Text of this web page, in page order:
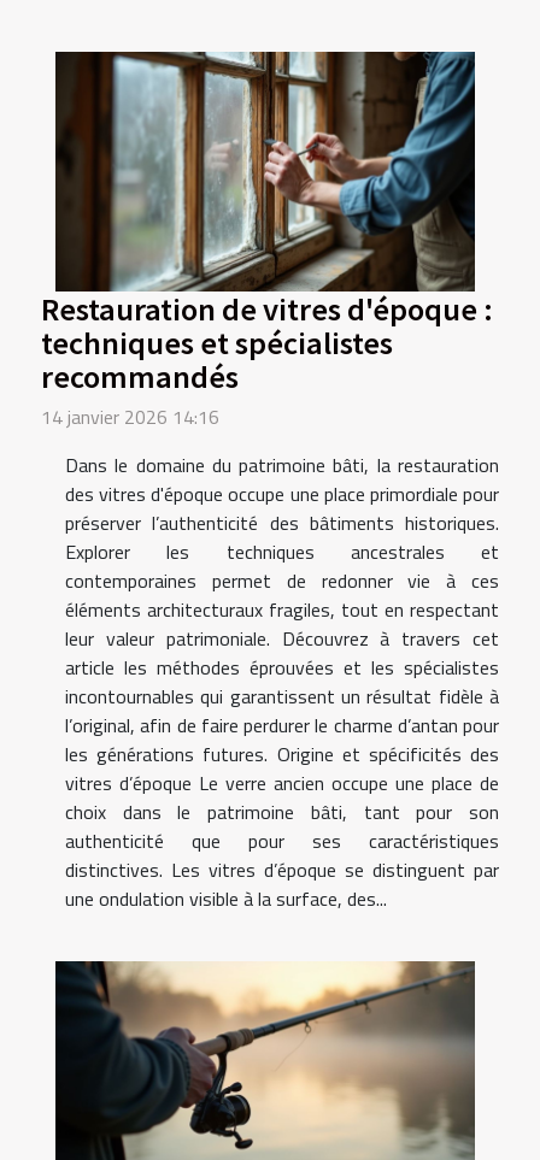
Restauration de vitres d'époque :
techniques et spécialistes
recommandés
14 janvier 2026 14:16
Dans le domaine du patrimoine bâti, la restauration
des vitres d'époque occupe une place primordiale pour
préserver l’authenticité des bâtiments historiques.
Explorer les techniques ancestrales et
contemporaines permet de redonner vie à ces
éléments architecturaux fragiles, tout en respectant
leur valeur patrimoniale. Découvrez à travers cet
article les méthodes éprouvées et les spécialistes
incontournables qui garantissent un résultat fidèle à
l’original, afin de faire perdurer le charme d’antan pour
les générations futures. Origine et spécificités des
vitres d’époque Le verre ancien occupe une place de
choix dans le patrimoine bâti, tant pour son
authenticité que pour ses caractéristiques
distinctives. Les vitres d’époque se distinguent par
une ondulation visible à la surface, des...